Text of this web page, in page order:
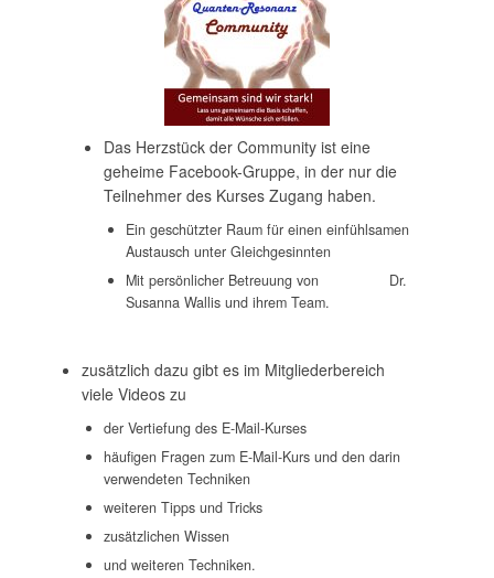
Das Herzstück der Community ist eine
geheime Facebook-Gruppe, in der nur die
Teilnehmer des Kurses Zugang haben.
Ein geschützter Raum für einen einfühlsamen
Austausch unter Gleichgesinnten
Mit persönlicher Betreuung von Dr.
Susanna Wallis und ihrem Team.
zusätzlich dazu gibt es im Mitgliederbereich
viele Videos zu
der Vertiefung des E-Mail-Kurses
häufigen Fragen zum E-Mail-Kurs und den darin
verwendeten Techniken
weiteren Tipps und Tricks
zusätzlichen Wissen
und weiteren Techniken.